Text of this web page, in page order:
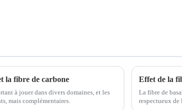
la fibre de carbone
à jouer dans divers domaines, et les
mais complémentaires.
Effet de la
La fibre de
respectueux